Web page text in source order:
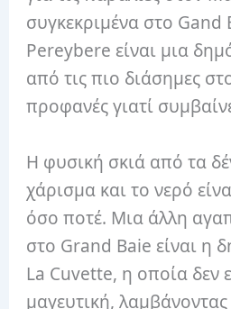
συγκεκριμένα στο
Pereybere είναι μια
από τις πιο διάσημες
προφανές γιατί
Η φυσική σκιά από τα
χάρισμα και το νερό
όσο ποτέ. Μια άλλη
στο Grand Baie είναι η
La Cuvette, η οποία δεν
μαγευτική,